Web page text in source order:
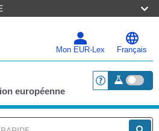
Mon EUR-Lex Français
européenne <a